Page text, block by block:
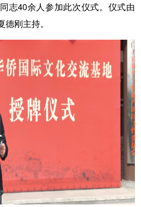
志40余人参加此次仪式。仪式由
德刚主持。